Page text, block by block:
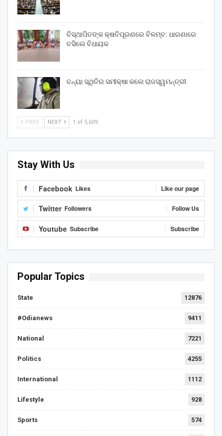
ବିସ୍ଥାପିତଙ୍କ କ୍ଷତିପୂରଣରେ ବିଳମ୍ବ: ଧାରଣାରେ
ବସିଲେ ବିଧାୟକ
ବନ୍ୟା ସ୍ଥିତିର ସମୀକ୍ଷା କଲେ ରାଜସ୍ୱମନ୍ତ୍ରୀ
PREV NEXT 1 of 5,609
Stay With Us
Facebook Likes Like our page
Twitter Followers Follow Us
Youtube Subscribe Subscribe
Popular Topics
State 12876
#Odianews 9411
National 7221
Politics 4255
International 1112
Lifestyle 928
Sports 574